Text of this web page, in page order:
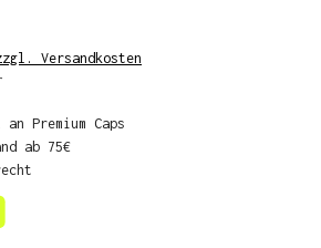
Versandkosten
Premium Caps
ab 75€